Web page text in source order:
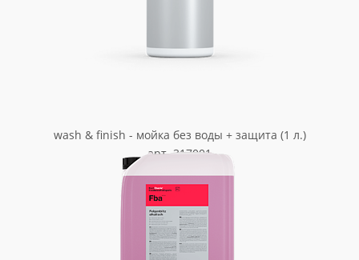
wash & finish - мойка без воды + защита (1 л.)
арт. 317001
1 575.00